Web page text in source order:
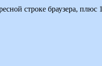
строке браузера, плюс 1